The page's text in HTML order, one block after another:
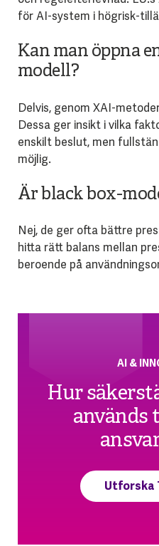
för AI-system i högrisk-
Kan man öppna
modell?
Delvis, genom XAI-
Dessa ger insikt i vilka
enskilt beslut, men
möjlig.
Är black box-
Nej, de ger ofta bättre
hitta rätt balans mellan
beroende på
AI &
Hur
används
Utforska